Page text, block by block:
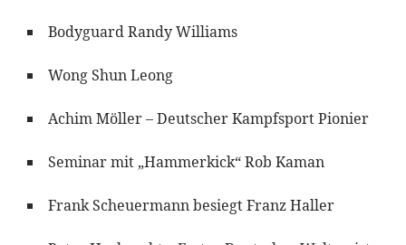
Bodyguard Randy Williams
Wong Shun Leong
Achim Möller – Deutscher Kampfsport Pionier
Seminar mit „Hammerkick“ Rob Kaman
Frank Scheuermann besiegt Franz Haller